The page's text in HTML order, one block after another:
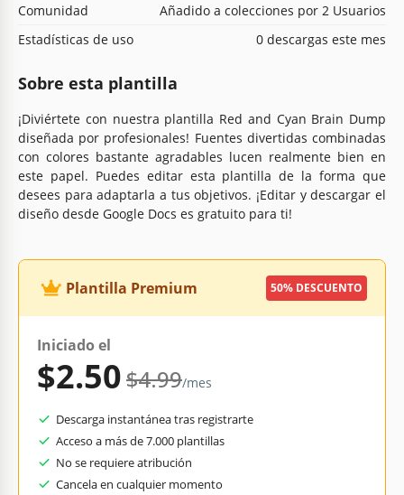
Comunidad
Añadido a colecciones por 2 Usuarios
Estadísticas de uso
0 descargas este mes
Sobre esta plantilla
¡Diviértete con nuestra plantilla Red and Cyan Brain Dump
diseñada por profesionales! Fuentes divertidas combinadas
con colores bastante agradables lucen realmente bien en
este papel. Puedes editar esta plantilla de la forma que
desees para adaptarla a tus objetivos. ¡Editar y descargar el
diseño desde Google Docs es gratuito para ti!
Plantilla Premium 50% DESCUENTO
Iniciado el
$2.50$4.99/mes
Descarga instantánea tras registrarte
Acceso a más de 7.000 plantillas
No se requiere atribución
Cancela en cualquier momento